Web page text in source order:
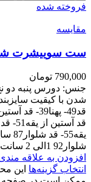
فروخته شده
مقايسه
ست سوییشرت
790,000 تومان
جنس: دورس پنبه دو
شلوار92 1الی 2 سانت خطای اندازه گیری لحاظ شود
افزودن به علاقه
انتخاب گزینه‌ها این